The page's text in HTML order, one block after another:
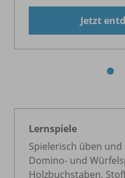
Jetzt
Lernspiele
Spielerisch üben
Domino- und
Holzbuchstaben,